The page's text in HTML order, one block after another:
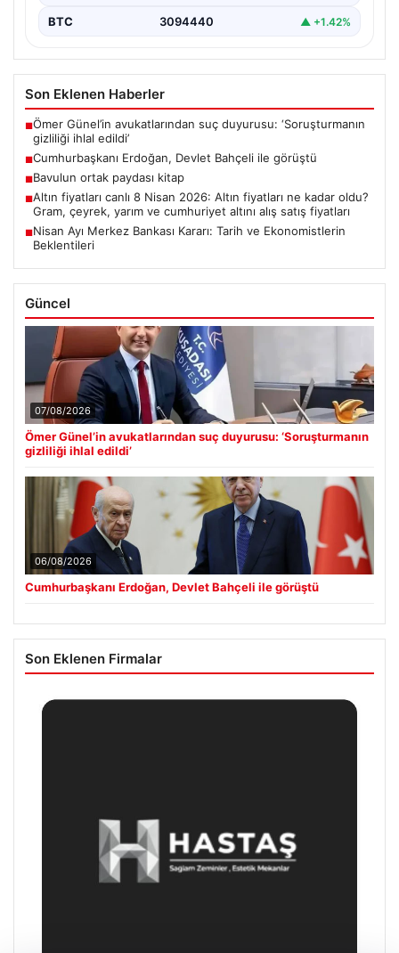
BTC 3094440 ▲ +1.42%
Son Eklenen Haberler
■Ömer Günel’in avukatlarından suç duyurusu: ‘Soruşturmanın
gizliliği ihlal edildi’
■Cumhurbaşkanı Erdoğan, Devlet Bahçeli ile görüştü
■Bavulun ortak paydası kitap
■Altın fiyatları canlı 8 Nisan 2026: Altın fiyatları ne kadar oldu?
Gram, çeyrek, yarım ve cumhuriyet altını alış satış fiyatları
■Nisan Ayı Merkez Bankası Kararı: Tarih ve Ekonomistlerin
Beklentileri
Güncel
07/08/2026
Ömer Günel’in avukatlarından suç duyurusu: ‘Soruşturmanın
gizliliği ihlal edildi’
06/08/2026
Cumhurbaşkanı Erdoğan, Devlet Bahçeli ile görüştü
Son Eklenen Firmalar